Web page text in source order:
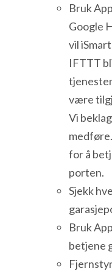
Bruk
Google
vil
IFTTT
være
Vi
for å
porten.
Sjekk
Bruk
betjene